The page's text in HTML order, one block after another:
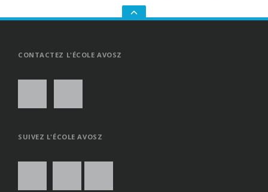
GO
CONTACTEZ L'ÉCOLE AVOSZ
SUIVEZ L'ÉCOLE AVOSZ